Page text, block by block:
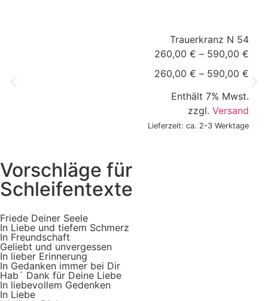
Trauerkranz N 54
260,00 € – 590,00 €
260,00 € – 590,00 €
Enthält 7% Mwst.
zzgl. Versand
Lieferzeit: ca. 2-3 Werktage
Vorschläge für
Schleifentexte
Friede Deiner Seele
In Liebe und tiefem Schmerz
In Freundschaft
Geliebt und unvergessen
In lieber Erinnerung
In Gedanken immer bei Dir
Hab´ Dank für Deine Liebe
In liebevollem Gedenken
In Liebe